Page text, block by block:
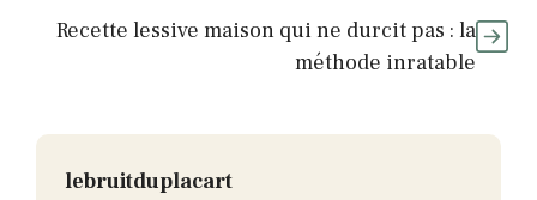
Recette lessive maison qui ne durcit pas : la
méthode inratable
lebruitduplacart